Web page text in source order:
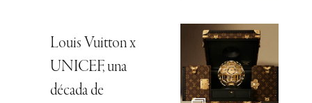
Louis Vuitton x
UNICEF, una
década de